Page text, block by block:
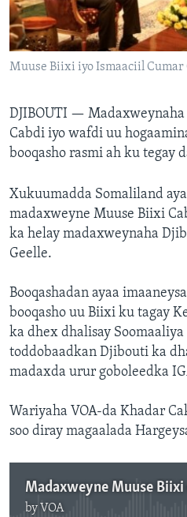
FAAQIDAADDA
DHEXTAALKA TODDOBAADKA
Muuse Biixi iyo Ismaaciil Cumar
DJIBOUTI —
Cabdi iyo wafdi uu
booqasho rasmi ah ku tegay
Xukuumadda Somaliland
madaxweyne Muuse Biixi
ka helay madaxweynaha
Geelle.
Booqashadan ayaa
booqasho uu Biixi ku tagay
ka dhex dhalisay
toddobaadkan Djibouti ka
madaxda urur goboleedka
Wariyaha VOA-da Khadar
soo diray magaalada
by VOA